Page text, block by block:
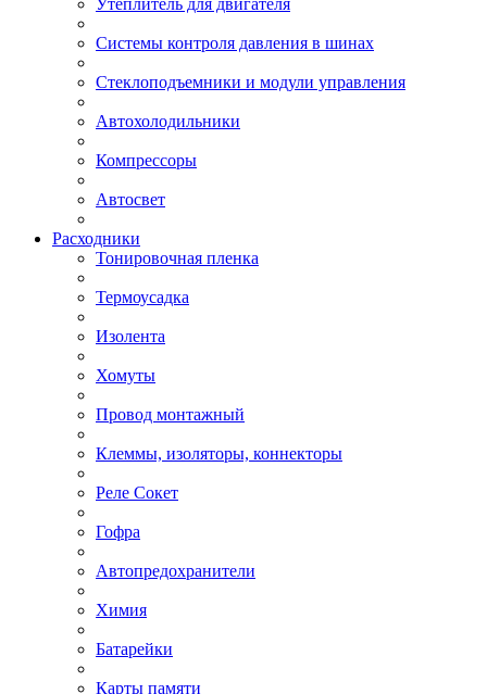
Утеплитель для двигателя
Системы контроля давления в шинах
Стеклоподъемники и модули управления
Автохолодильники
Компрессоры
Автосвет
Расходники
Тонировочная пленка
Термоусадка
Изолента
Хомуты
Провод монтажный
Клеммы, изоляторы, коннекторы
Реле Сокет
Гофра
Автопредохранители
Химия
Батарейки
Карты памяти